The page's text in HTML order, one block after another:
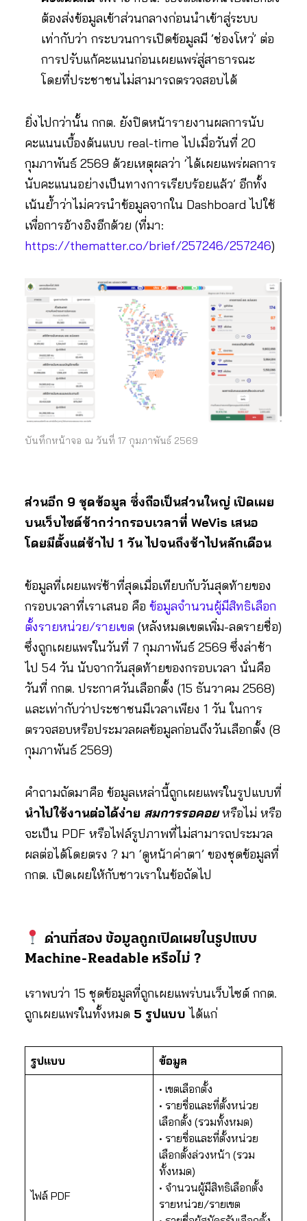
ต้องส่งข้อมูลเข้าส่วนกลางก่อนนำเข้าสู่ระบบ
เท่ากับว่า กระบวนการเปิดข้อมูลมี ’ช่องโหว่’ ต่อ
การปรับแก้คะแนนก่อนเผยแพร่สู่สาธารณะ
โดยที่ประชาชนไม่สามารถตรวจสอบได้
ยิ่งไปกว่านั้น กกต. ยังปิดหน้ารายงานผลการนับ
คะแนนเบื้องต้นแบบ real-time ไปเมื่อวันที่ 20
กุมภาพันธ์ 2569 ด้วยเหตุผลว่า ‘ได้เผยแพร่ผลการ
นับคะแนนอย่างเป็นทางการเรียบร้อยแล้ว’ อีกทั้ง
เน้นย้ำว่าไม่ควรนำข้อมูลจากใน Dashboard ไปใช้
เพื่อการอ้างอิงอีกด้วย (ที่มา:
https://thematter.co/brief/257246/257246)
บันทึกหน้าจอ ณ วันที่ 17 กุมภาพันธ์ 2569
ส่วนอีก 9 ชุดข้อมูล ซึ่งถือเป็นส่วนใหญ่ เปิดเผย
บนเว็บไซต์ช้ากว่ากรอบเวลาที่ WeVis เสนอ
โดยมีตั้งแต่ช้าไป 1 วัน ไปจนถึงช้าไปหลักเดือน
ข้อมูลที่เผยแพร่ช้าที่สุดเมื่อเทียบกับวันสุดท้ายของ
กรอบเวลาที่เราเสนอ คือ ข้อมูลจำนวนผู้มีสิทธิเลือก
ตั้งรายหน่วย/รายเขต (หลังหมดเขตเพิ่ม-ลดรายชื่อ)
ซึ่งถูกเผยแพร่ในวันที่ 7 กุมภาพันธ์ 2569 ซึ่งล่าช้า
ไป 54 วัน นับจากวันสุดท้ายของกรอบเวลา นั่นคือ
วันที่ กกต. ประกาศวันเลือกตั้ง (15 ธันวาคม 2568)
และเท่ากับว่าประชาชนมีเวลาเพียง 1 วัน ในการ
ตรวจสอบหรือประมวลผลข้อมูลก่อนถึงวันเลือกตั้ง (8
กุมภาพันธ์ 2569)
คำถามถัดมาคือ ข้อมูลเหล่านี้ถูกเผยแพร่ในรูปแบบที่
นำไปใช้งานต่อได้ง่าย สมการรอคอยหรือไม่ หรือ
จะเป็น PDF หรือไฟล์รูปภาพที่ไม่สามารถประมวล
ผลต่อได้โดยตรง ? มา ‘ดูหน้าค่าตา’ ของชุดข้อมูลที่
กกต. เปิดเผยให้กับชาวเราในข้อถัดไป
ด่านที่สอง ข้อมูลถูกเปิดเผยในรูปแบบ
Machine-Readable หรือไม่ ?
เราพบว่า 15 ชุดข้อมูลที่ถูกเผยแพร่บนเว็บไซต์ กกต.
ถูกเผยแพร่ในทั้งหมด 5 รูปแบบ ได้แก่
รูปแบบ ข้อมูล
ไฟล์ PDF
• เขตเลือกตั้ง
• รายชื่อและที่ตั้งหน่วย
เลือกตั้ง (รวมทั้งหมด)
• รายชื่อและที่ตั้งหน่วย
เลือกตั้งล่วงหน้า (รวม
ทั้งหมด)
• จำนวนผู้มีสิทธิเลือกตั้ง
รายหน่วย/รายเขต